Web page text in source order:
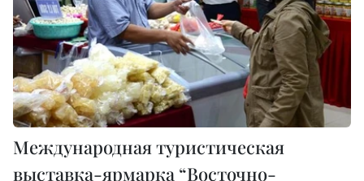
Международная туристическая
выставка-ярмарка “Восточно-